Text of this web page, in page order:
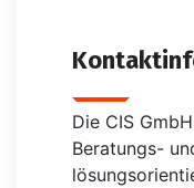
Die CIS
Beratungs-